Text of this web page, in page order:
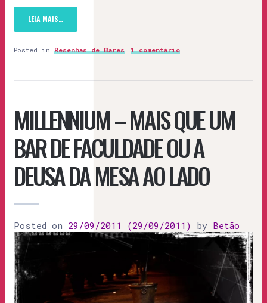
LEIA MAIS…
Posted in Resenhas de Bares 1 comentário
MILLENNIUM – MAIS QUE UM
BAR DE FACULDADE OU A
DEUSA DA MESA AO LADO
Posted on 29/09/2011 (29/09/2011) by Betão